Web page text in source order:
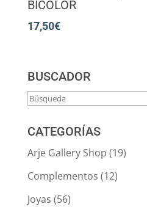
BICOLOR
17,50€
BUSCADOR
CATEGORÍAS
Arje Gallery Shop (19)
Complementos (12)
Joyas (56)